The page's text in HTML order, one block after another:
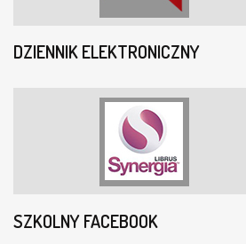
DZIENNIK ELEKTRONICZNY
SZKOLNY FACEBOOK